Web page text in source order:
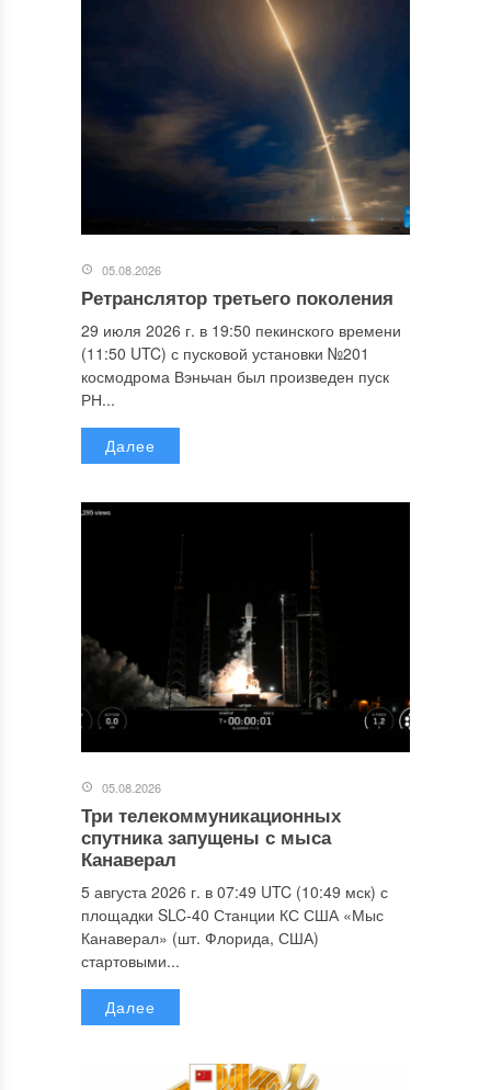
05.08.2026
Ретранслятор третьего поколения
29 июля 2026 г. в 19:50 пекинского времени
(11:50 UTC) с пусковой установки №201
космодрома Вэньчан был произведен пуск
РН...
Далее
05.08.2026
Три телекоммуникационных
спутника запущены с мыса
Канаверал
5 августа 2026 г. в 07:49 UTC (10:49 мск) с
площадки SLC-40 Станции КС США «Мыс
Канаверал» (шт. Флорида, США)
стартовыми...
Далее